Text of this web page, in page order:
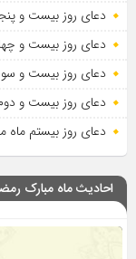
دعای روز بیست و
دعای روز بیست و
دعای روز بیست و
دعای روز بیست و
دعای روز بیستم ماه
احادیث ماه مبارک